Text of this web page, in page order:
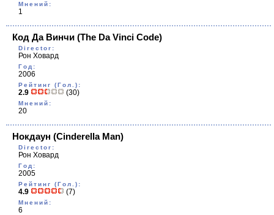
Мнений:
1
Код Да Винчи (The Da Vinci Code)
Director:
Рон Ховард
Год:
2006
Рейтинг (Гол.):
2.9 (30)
Мнений:
20
Нокдаун (Cinderella Man)
Director:
Рон Ховард
Год:
2005
Рейтинг (Гол.):
4.9 (7)
Мнений:
6